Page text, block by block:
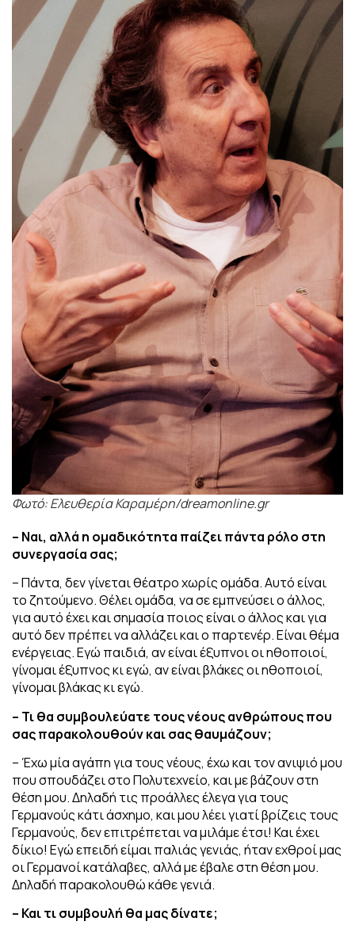
Φωτό: Ελευθερία Καραμέρη/dreamonline.gr
– Ναι, αλλά η ομαδικότητα παίζει πάντα ρόλο στη
συνεργασία σας;
– Πάντα, δεν γίνεται θέατρο χωρίς ομάδα. Αυτό είναι
το ζητούμενο. Θέλει ομάδα, να σε εμπνεύσει ο άλλος,
για αυτό έχει και σημασία ποιος είναι ο άλλος και για
αυτό δεν πρέπει να αλλάζει και ο παρτενέρ. Είναι θέμα
ενέργειας. Εγώ παιδιά, αν είναι έξυπνοι οι ηθοποιοί,
γίνομαι έξυπνος κι εγώ, αν είναι βλάκες οι ηθοποιοί,
γίνομαι βλάκας κι εγώ.
– Τι θα συμβουλεύατε τους νέους ανθρώπους που
σας παρακολουθούν και σας θαυμάζουν;
– Έχω μία αγάπη για τους νέους, έχω και τον ανιψιό μου
που σπουδάζει στο Πολυτεχνείο, και με βάζουν στη
θέση μου. Δηλαδή τις προάλλες έλεγα για τους
Γερμανούς κάτι άσχημο, και μου λέει γιατί βρίζεις τους
Γερμανούς, δεν επιτρέπεται να μιλάμε έτσι! Και έχει
δίκιο! Εγώ επειδή είμαι παλιάς γενιάς, ήταν εχθροί μας
οι Γερμανοί κατάλαβες, αλλά με έβαλε στη θέση μου.
Δηλαδή παρακολουθώ κάθε γενιά.
– Και τι συμβουλή θα μας δίνατε;